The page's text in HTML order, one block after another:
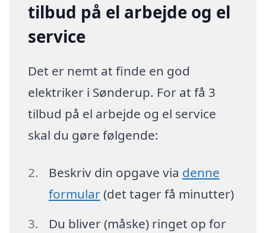
tilbud på el arbejde og el
service
Det er nemt at finde en god
elektriker i Sønderup. For at få 3
tilbud på el arbejde og el service
skal du gøre følgende:
Beskriv din opgave via denne
formular(det tager få minutter)
Du bliver (måske) ringet op for